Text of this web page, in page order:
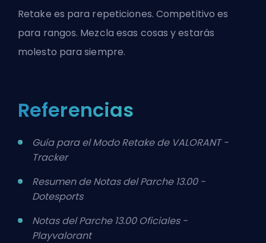
Retake es para repeticiones. Competitivo es
para rangos. Mezcla esas cosas y estarás
molesto para siempre.
Referencias
Guía para el Modo Retake de VALORANT -
Tracker
Resumen de Notas del Parche 13.00 -
Dotesports
Notas del Parche 13.00 Oficiales -
Playvalorant